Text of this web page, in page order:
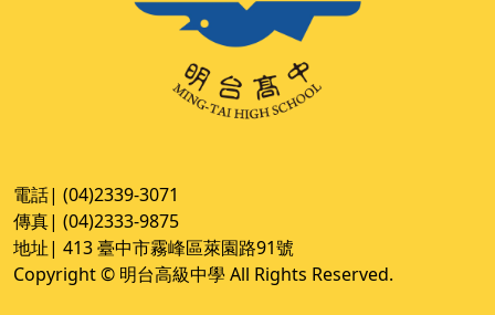
電話| (04)2339-3071
傳真| (04)2333-9875
地址| 413 臺中市霧峰區萊園路91號
Copyright © 明台高級中學 All Rights Reserved.